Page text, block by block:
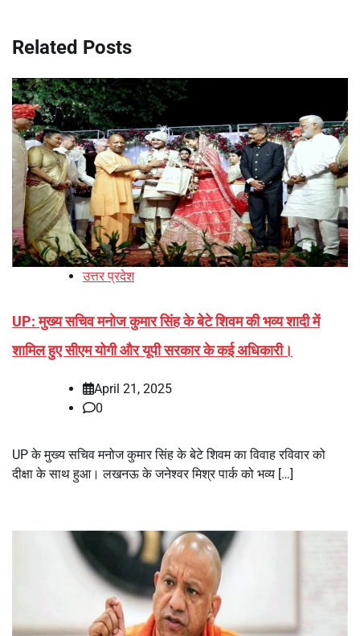
Related Posts
उत्तर प्रदेश
UP: मुख्य सचिव मनोज कुमार सिंह के बेटे शिवम की भव्य शादी में
शामिल हुए सीएम योगी और यूपी सरकार के कई अधिकारी।
April 21, 2025
0
UP के मुख्य सचिव मनोज कुमार सिंह के बेटे शिवम का विवाह रविवार को
दीक्षा के साथ हुआ। लखनऊ के जनेश्वर मिश्र पार्क को भव्य […]